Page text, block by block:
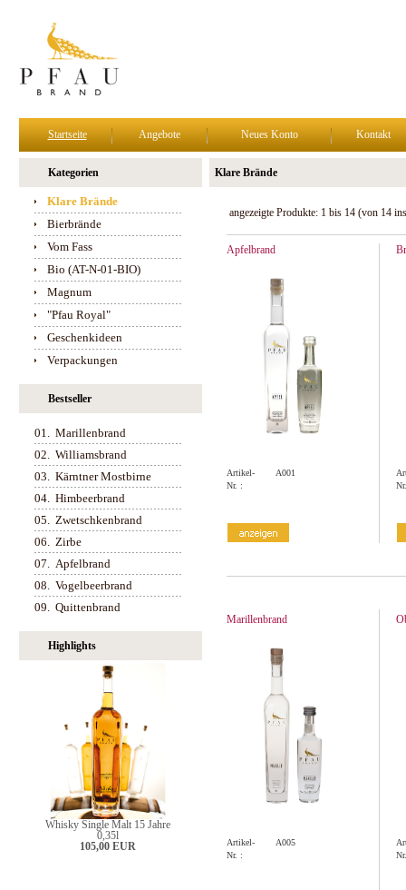
Startseite Angebote Neues Konto Kontakt
Kategorien
Klare Brände
Bierbrände
Vom Fass
Bio (AT-N-01-BIO)
Magnum
"Pfau Royal"
Geschenkideen
Verpackungen
Bestseller
01. Marillenbrand
02. Williamsbrand
03. Kärntner Mostbirne
04. Himbeerbrand
05. Zwetschkenbrand
06. Zirbe
07. Apfelbrand
08. Vogelbeerbrand
09. Quittenbrand
Highlights
Whisky Single Malt 15 Jahre
0,35l
105,00 EUR
Klare Brände
angezeigte Produkte: 1 bis 14 (von 14
Apfelbrand
Artikel-
Nr. :
A001
Marillenbrand
Artikel-
Nr. :
A005